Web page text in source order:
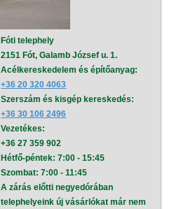
Fóti telephely
2151 Fót, Galamb József u. 1.
Acélkereskedelem és építőanyag:
+36 20 320 4063
Szerszám és kisgép kereskedés:
+36 30 106 2496
Vezetékes:
+36 27 359 902
Hétfő-péntek: 7:00 - 15:45
Szombat: 7:00 - 11:45
A zárás előtti negyedórában
telephelyeink új vásárlókat már nem